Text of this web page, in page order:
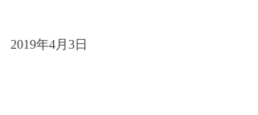
2019年4月3日